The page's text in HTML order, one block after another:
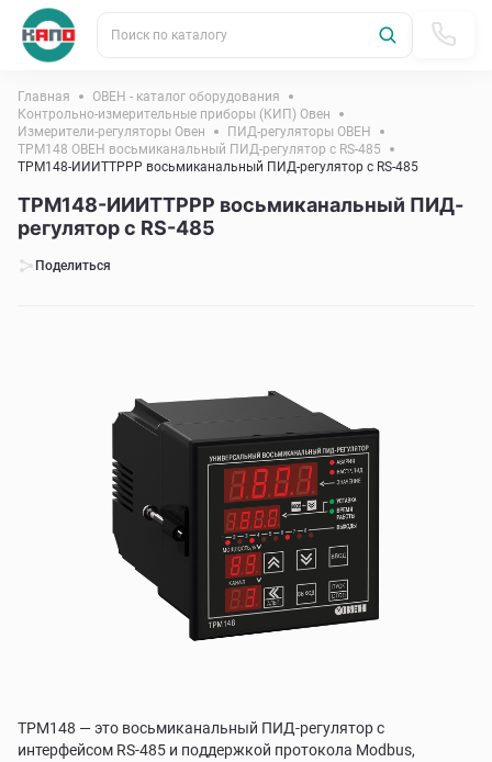
Поиск по каталогу
Главная
ОВЕН - каталог оборудования
Контрольно-измерительные приборы (КИП) Овен
Измерители-регуляторы Овен
ПИД-регуляторы ОВЕН
ТРМ148 ОВЕН восьмиканальный ПИД-регулятор с RS-485
ТРМ148-ИИИТТРРР восьмиканальный ПИД-регулятор с RS-485
ТРМ148-ИИИТТРРР восьмиканальный ПИД-
регулятор с RS-485
Поделиться
ТРМ148 — это восьмиканальный ПИД-регулятор с
интерфейсом RS-485 и поддержкой протокола Modbus,